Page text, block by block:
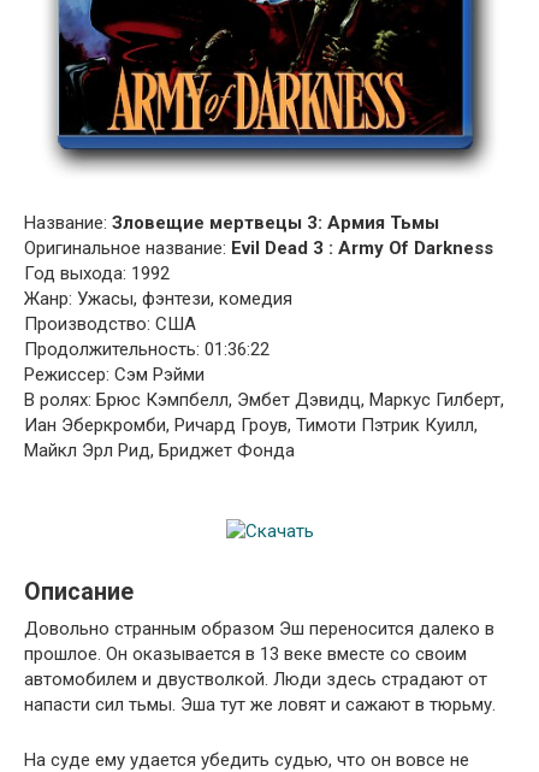
Название: Зловещие мертвецы 3: Армия Тьмы
Оригинальное название: Evil Dead 3 : Army Of Darkness
Год выхода: 1992
Жанр: Ужасы, фэнтези, комедия
Производство: США
Продолжительность: 01:36:22
Режиссер: Сэм Рэйми
В ролях: Брюс Кэмпбелл, Эмбет Дэвидц, Маркус Гилберт,
Иан Эберкромби, Ричард Гроув, Тимоти Пэтрик Куилл,
Майкл Эрл Рид, Бриджет Фонда
Описание
Довольно странным образом Эш переносится далеко в
прошлое. Он оказывается в 13 веке вместе со своим
автомобилем и двустволкой. Люди здесь страдают от
напасти сил тьмы. Эша тут же ловят и сажают в тюрьму.
На суде ему удается убедить судью, что он вовсе не